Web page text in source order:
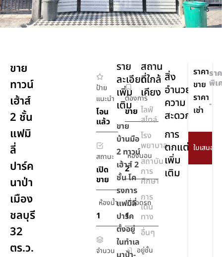
ขาย
ทาวน์
เฮ้าส์
2 ชั้น
แฟมิ
ลี่
ปาร์ค
นาป่า
เมือง
ชลบุรี
32
ตร.ว.
ป้าย
แนะนำ
โอน
แล้ว
ต้องการ
ขาย
สถานะ
เปิด
ขาย
ห้องนอน
2
ห้องน้ำ
1
ที่จอดรถ
1
จำนวน
อยู่ชั้น
ราย
ละเอียด
เพิ่ม
เติม
ขาย
บ้านมือ
2 ทาวน์
เฮ้าส์ 2
ชั้น โค
รงการ
แฟมิลี่
ปาร์ค
ตั้งอยู่
ในทำเล
สถาน
ที่ใกล้
เคียง
ไลฟ์
สไตล์
โรง
พยาบาล
สถาบัน
การ
ศึกษา
การ
เดิน
ทาง
อื่นๆ
สิ่ง
อำนวย
ความ
สะดวก
การ
ตกแต่ง
เพิ่ม
เติม
ราคา
ขาย
รา
พิเ
ราคา
เช่า
-